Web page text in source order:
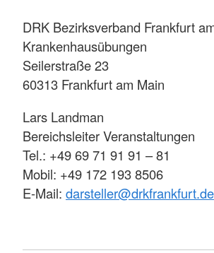
DRK Bezirksverband Frankfurt
Krankenhausübungen
Seilerstraße 23
60313 Frankfurt am Main
Lars Landman
Bereichsleiter Veranstaltungen
Tel.: +49 69 71 91 91 – 81
Mobil: +49 172 193 8506
E-Mail: darsteller@drkfrankfurt.de